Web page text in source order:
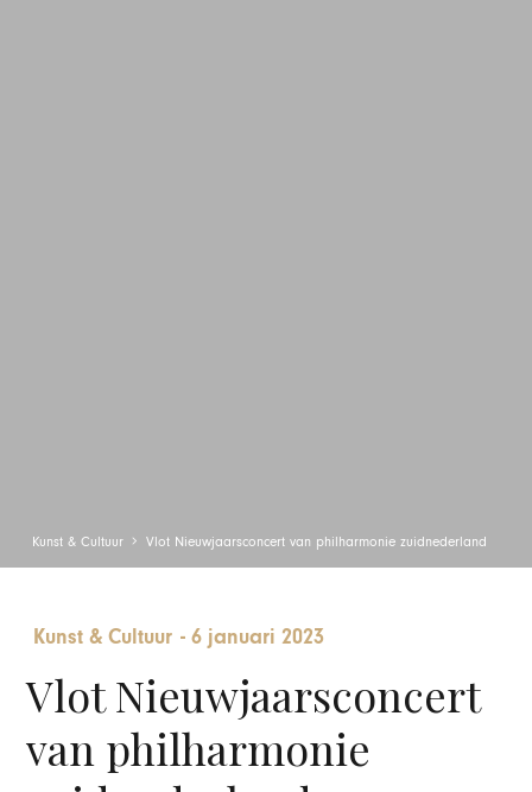
Kunst & Cultuur Vlot Nieuwjaarsconcert van philharmonie zuidnederland
Kunst & Cultuur -6 januari 2023
Vlot Nieuwjaarsconcert
van philharmonie